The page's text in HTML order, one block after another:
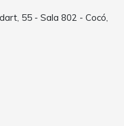
55 - Sala 802 - Cocó,